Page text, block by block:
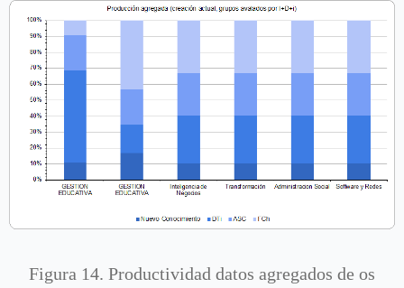
Figura 14. Productividad datos agregados de os